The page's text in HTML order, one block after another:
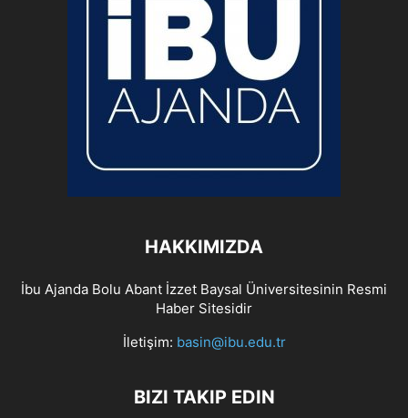
HAKKIMIZDA
İbu Ajanda Bolu Abant İzzet Baysal Üniversitesinin Resmi
Haber Sitesidir
İletişim: basin@ibu.edu.tr
BIZI TAKIP EDIN